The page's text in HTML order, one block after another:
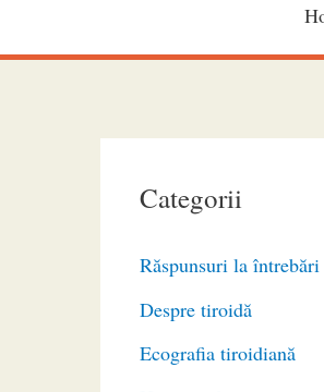
Categorii
Răspunsuri la întrebări
Despre tiroidă
Ecografia tiroidiană